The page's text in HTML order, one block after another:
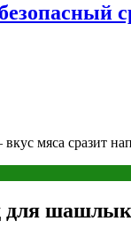
мяса сразит
для